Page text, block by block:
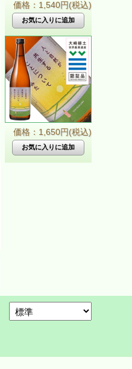
価格：1,540円(税込)
価格：1,650円(税込)